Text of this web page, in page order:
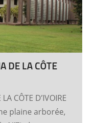
DE LA CÔTE
CÔTE D’IVOIRE
plaine arborée,